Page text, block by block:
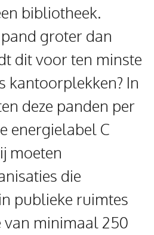
bibliotheek.
groter dan
dit voor ten minste
kantoorplekken? In
deze panden per
energielabel C
moeten
die
publieke ruimtes
van minimaal 250